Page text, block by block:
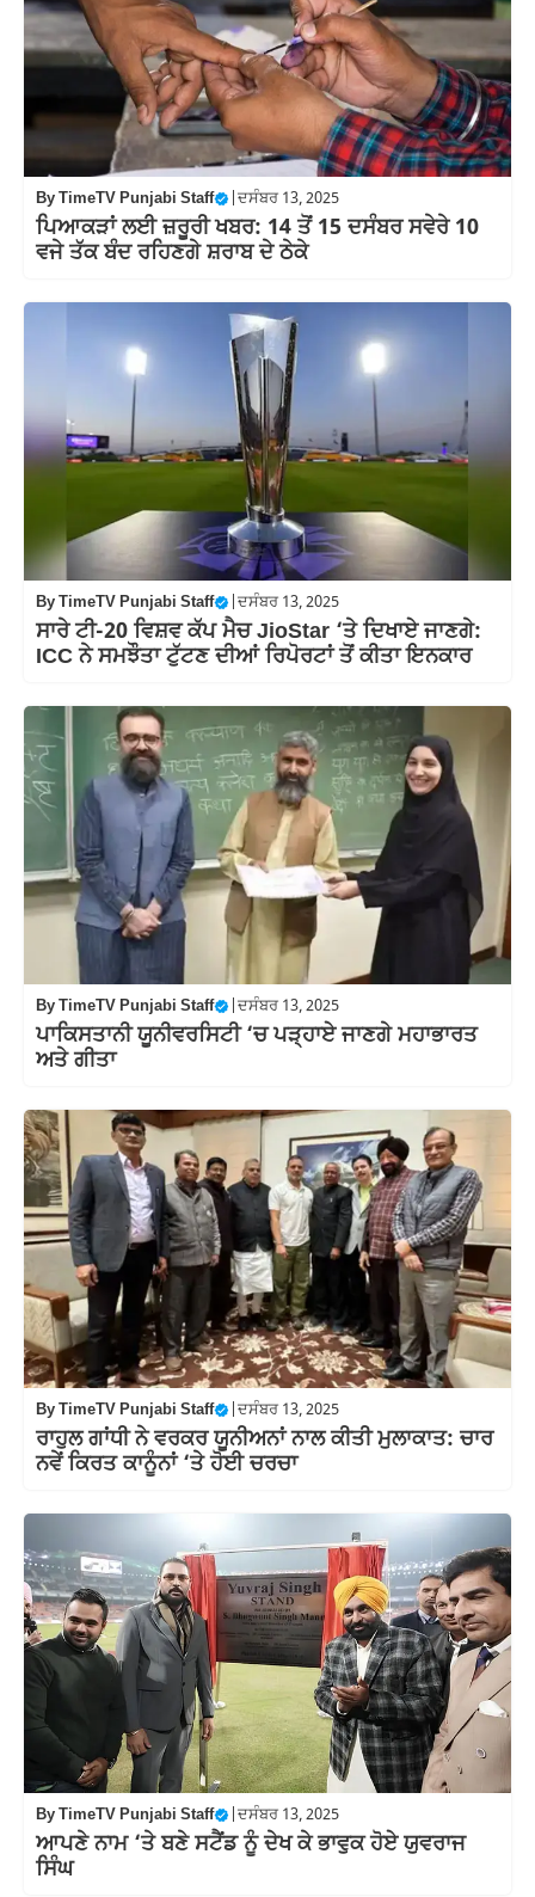
ByTimeTV Punjabi Staff ਦਸੰਬਰ 13, 2025
ਪਿਆਕੜਾਂ ਲਈ ਜ਼ਰੂਰੀ ਖਬਰ: 14 ਤੋਂ 15 ਦਸੰਬਰ ਸਵੇਰੇ 10
ਵਜੇ ਤੱਕ ਬੰਦ ਰਹਿਣਗੇ ਸ਼ਰਾਬ ਦੇ ਠੇਕੇ
ByTimeTV Punjabi Staff ਦਸੰਬਰ 13, 2025
ਸਾਰੇ ਟੀ-20 ਵਿਸ਼ਵ ਕੱਪ ਮੈਚ JioStar ‘ਤੇ ਦਿਖਾਏ ਜਾਣਗੇ:
ICC ਨੇ ਸਮਝੌਤਾ ਟੁੱਟਣ ਦੀਆਂ ਰਿਪੋਰਟਾਂ ਤੋਂ ਕੀਤਾ ਇਨਕਾਰ
ByTimeTV Punjabi Staff ਦਸੰਬਰ 13, 2025
ਪਾਕਿਸਤਾਨੀ ਯੂਨੀਵਰਸਿਟੀ ‘ਚ ਪੜ੍ਹਾਏ ਜਾਣਗੇ ਮਹਾਭਾਰਤ
ਅਤੇ ਗੀਤਾ
ByTimeTV Punjabi Staff ਦਸੰਬਰ 13, 2025
ਰਾਹੁਲ ਗਾਂਧੀ ਨੇ ਵਰਕਰ ਯੂਨੀਅਨਾਂ ਨਾਲ ਕੀਤੀ ਮੁਲਾਕਾਤ: ਚਾਰ
ਨਵੇਂ ਕਿਰਤ ਕਾਨੂੰਨਾਂ ‘ਤੇ ਹੋਈ ਚਰਚਾ
ByTimeTV Punjabi Staff ਦਸੰਬਰ 13, 2025
ਆਪਣੇ ਨਾਮ ‘ਤੇ ਬਣੇ ਸਟੈਂਡ ਨੂੰ ਦੇਖ ਕੇ ਭਾਵੁਕ ਹੋਏ ਯੁਵਰਾਜ
ਸਿੰਘ